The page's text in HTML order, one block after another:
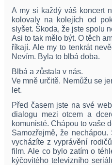
A my si každý váš koncert
kolovaly na kolejích od
slyšet. Škoda, že jste spolu
Asi to tak mělo být. O těch
říkají. Ale my to tenkrát
Nevím. Byla to blbá doba.
Blbá a zůstala v nás.
Ve mně určitě. Nemůžu se
let.
Před časem jste na své
dialogu mezi otcem a
komunisté. Chápou to vaše
Samozřejmě, že
vycházíte z vyprávění
film. Ale co bylo zatím o
kýčovitého televizního